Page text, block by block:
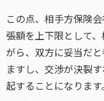
この点、相手方保険
張額を上下限として
がら、双方に妥当だ
ますし、交渉が決裂
起することになります。